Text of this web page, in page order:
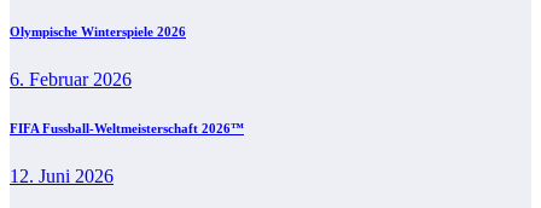
Olympische Winterspiele 2026
6. Februar 2026
FIFA Fussball-Weltmeisterschaft 2026™
12. Juni 2026